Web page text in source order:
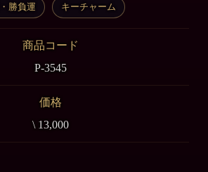
勝負運 キーチャーム
商品コード
P-3545
価格
\ 13,000